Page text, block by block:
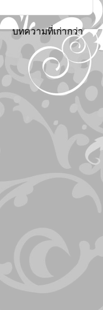
บทความที่เก่ากว่า